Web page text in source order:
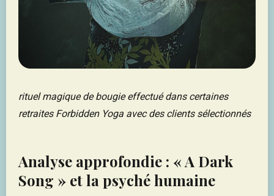
rituel magique de bougie effectué dans certaines
retraites Forbidden Yoga avec des clients sélectionnés
Analyse approfondie : « A Dark
Song » et la psyché humaine